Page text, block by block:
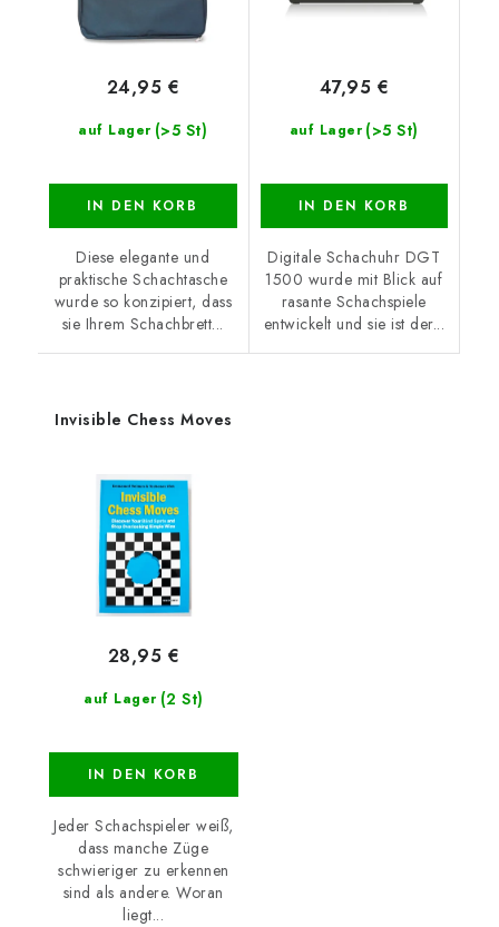
auf Lager (>5 St)
24,95 €
IN DEN KORB
Diese elegante und
praktische Schachtasche
wurde so konzipiert, dass
sie Ihrem Schachbrett...
auf Lager (>5 St)
47,95 €
IN DEN KORB
Digitale Schachuhr DGT
1500 wurde mit Blick auf
rasante Schachspiele
entwickelt und sie ist der...
Invisible Chess Moves
auf Lager (2 St)
28,95 €
IN DEN KORB
Jeder Schachspieler weiß,
dass manche Züge
schwieriger zu erkennen
sind als andere. Woran
liegt...